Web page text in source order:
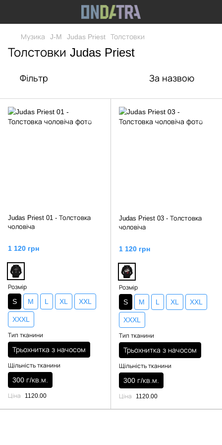
Музика J-M Judas Priest Толстовки
Толстовки Judas Priest
Фільтр За назвою
Judas Priest 01 - Толстовка
чоловіча
1 120 грн
Розмір
S M L XL XXL
XXXL
Тип тканини
Трьохнитка з начосом
Щільність тканини
300 г/кв.м.
Ціна 1120.00
Judas Priest 03 - Толстовка
чоловіча
1 120 грн
Розмір
S M L XL XXL
XXXL
Тип тканини
Трьохнитка з начосом
Щільність тканини
300 г/кв.м.
Ціна 1120.00